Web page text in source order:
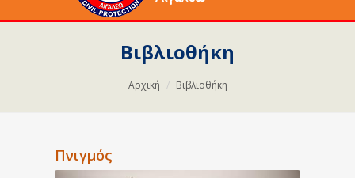
Βιβλιοθήκη
Αρχική Βιβλιοθήκη
Πνιγμός